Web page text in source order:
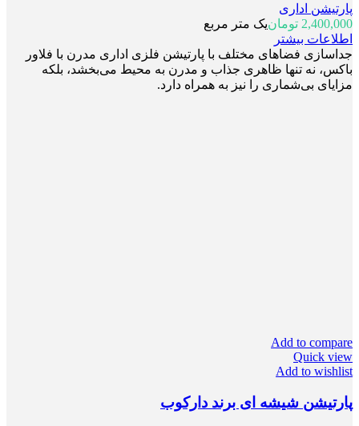
پارتیشن اداری
2,400,000 تومانیک متر مربع
اطلاعات بیشتر
جداسازی فضاهای مختلف با پارتیشن فلزی اداری مدرن با فلاور
باکس، نه تنها ظاهری جذاب و مدرن به محیط می‌بخشد، بلکه
مزایای بی‌شماری را نیز به همراه دارد.
Add to compare
Quick view
Add to wishlist
پارتیشن شیشه ای برند دارکوب